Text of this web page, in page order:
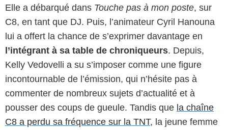
Elle a débarqué dans Touche pas à mon poste, sur
C8, en tant que DJ. Puis, l’animateur Cyril Hanouna
lui a offert la chance de s’exprimer davantage en
l’intégrant à sa table de chroniqueurs. Depuis,
Kelly Vedovelli a su s’imposer comme une figure
incontournable de l’émission, qui n’hésite pas à
commenter de nombreux sujets d’actualité et à
pousser des coups de gueule. Tandis que la chaîne
C8 a perdu sa fréquence sur la TNT, la jeune femme